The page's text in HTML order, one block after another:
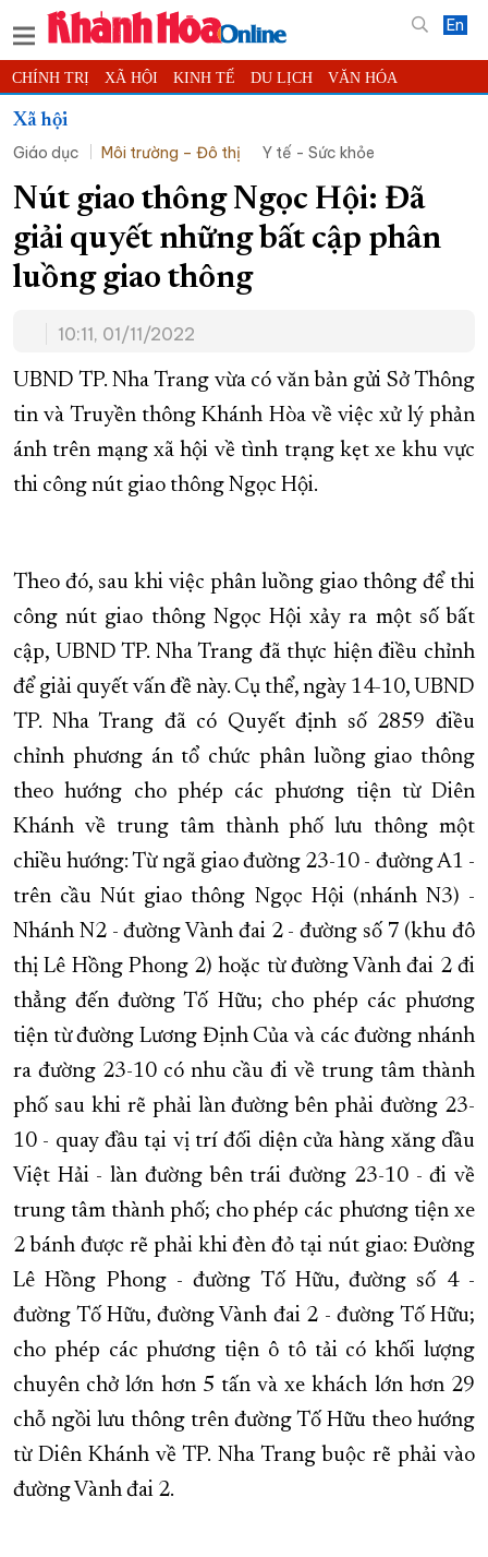
En
CHÍNH TRỊ XÃ HỘI KINH TẾ DU LỊCH VĂN HÓA
THỂ THAO
KHOA HỌC - CÔNG NGHỆ PHÁP LUẬT BẠN ĐỌC
THẾ GIỚI MULTIMEDIA VIDEO ĐỌC BÁO ONLINE
PODCAST THÔNG TIN - QUẢNG CÁO
QUY HOẠCH TỈNH KHÁNH HÒA
CHUNG TAY CẢI CÁCH HÀNH CHÍNH
XÂY DỰNG NÔNG THÔN MỚI LỊCH CẮT ĐIỆN
TÀU - XE - MÁY BAY
KỶ NIỆM 370 NĂM XÂY DỰNG VÀ PHÁT TRIỂN TỈNH KHÁNH HÒA
KHOẢNH KHẮC ĐẸP XỨ TRẦM
Xã hội
Giáo dục
Môi trường – Đô thị Y tế - Sức khỏe
Nút giao thông Ngọc Hội: Đã
giải quyết những bất cập phân
luồng giao thông
10:11, 01/11/2022
UBND TP. Nha Trang vừa có văn bản gửi Sở Thông
tin và Truyền thông Khánh Hòa về việc xử lý phản
ánh trên mạng xã hội về tình trạng kẹt xe khu vực
thi công nút giao thông Ngọc Hội.
Theo đó, sau khi việc phân luồng giao thông để thi
công nút giao thông Ngọc Hội xảy ra một số bất
cập, UBND TP. Nha Trang đã thực hiện điều chỉnh
để giải quyết vấn đề này. Cụ thể, ngày 14-10, UBND
TP. Nha Trang đã có Quyết định số 2859 điều
chỉnh phương án tổ chức phân luồng giao thông
theo hướng cho phép các phương tiện từ Diên
Khánh về trung tâm thành phố lưu thông một
chiều hướng: Từ ngã giao đường 23-10 - đường A1 -
trên cầu Nút giao thông Ngọc Hội (nhánh N3) -
Nhánh N2 - đường Vành đai 2 - đường số 7 (khu đô
thị Lê Hồng Phong 2) hoặc từ đường Vành đai 2 đi
thẳng đến đường Tố Hữu; cho phép các phương
tiện từ đường Lương Định Của và các đường nhánh
ra đường 23-10 có nhu cầu đi về trung tâm thành
phố sau khi rẽ phải làn đường bên phải đường 23-
10 - quay đầu tại vị trí đối diện cửa hàng xăng dầu
Việt Hải - làn đường bên trái đường 23-10 - đi về
trung tâm thành phố; cho phép các phương tiện xe
2 bánh được rẽ phải khi đèn đỏ tại nút giao: Đường
Lê Hồng Phong - đường Tố Hữu, đường số 4 -
đường Tố Hữu, đường Vành đai 2 - đường Tố Hữu;
cho phép các phương tiện ô tô tải có khối lượng
chuyên chở lớn hơn 5 tấn và xe khách lớn hơn 29
chỗ ngồi lưu thông trên đường Tố Hữu theo hướng
từ Diên Khánh về TP. Nha Trang buộc rẽ phải vào
đường Vành đai 2.